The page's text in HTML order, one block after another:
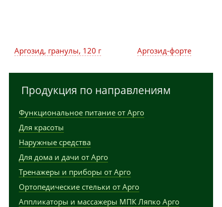
Аргозид, гранулы, 120 г Аргозид-форте
Продукция по направлениям
Функциональное питание от Арго
Для красоты
Наружные средства
Для дома и дачи от Арго
Тренажеры и приборы от Арго
Ортопедические стельки от Арго
Аппликаторы и массажеры МПК Ляпко Арго